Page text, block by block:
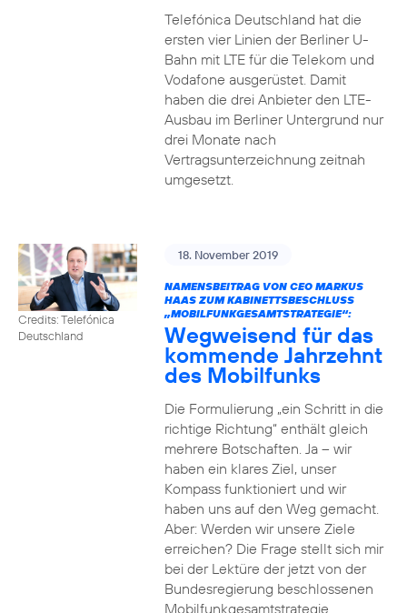
Telefónica Deutschland hat die
ersten vier Linien der Berliner U-
Bahn mit LTE für die Telekom und
Vodafone ausgerüstet. Damit
haben die drei Anbieter den LTE-
Ausbau im Berliner Untergrund nur
drei Monate nach
Vertragsunterzeichnung zeitnah
umgesetzt.
Credits: Telefónica
Deutschland
18. November 2019
NAMENSBEITRAG VON CEO MARKUS
HAAS ZUM KABINETTSBESCHLUSS
„MOBILFUNKGESAMTSTRATEGIE“:
Wegweisend für das
kommende Jahrzehnt
des Mobilfunks
Die Formulierung „ein Schritt in die
richtige Richtung“ enthält gleich
mehrere Botschaften. Ja – wir
haben ein klares Ziel, unser
Kompass funktioniert und wir
haben uns auf den Weg gemacht.
Aber: Werden wir unsere Ziele
erreichen? Die Frage stellt sich mir
bei der Lektüre der jetzt von der
Bundesregierung beschlossenen
Mobilfunkgesamtstrategie.